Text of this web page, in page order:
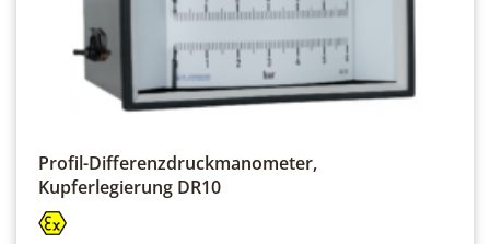
Profil-Differenzdruckmanometer,
Kupferlegierung DR10